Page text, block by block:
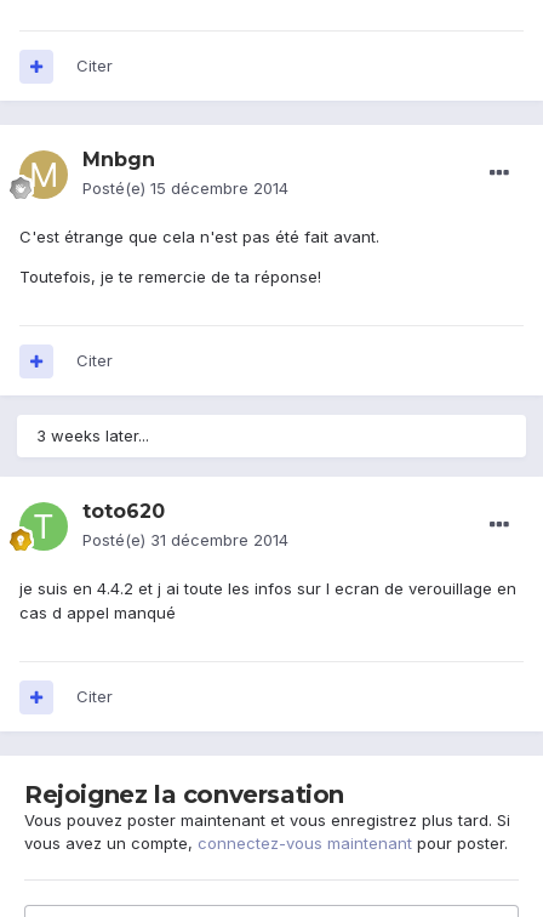
Citer
Mnbgn
Posté(e) 15 décembre 2014
C'est étrange que cela n'est pas été fait avant.
Toutefois, je te remercie de ta réponse!
Citer
3 weeks later...
toto620
Posté(e) 31 décembre 2014
je suis en 4.4.2 et j ai toute les infos sur l ecran de verouillage en
cas d appel manqué
Citer
Rejoignez la conversation
Vous pouvez poster maintenant et vous enregistrez plus tard. Si
vous avez un compte, connectez-vous maintenant pour poster.